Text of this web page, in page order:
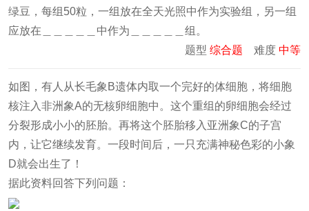
绿豆，每组50粒，一组放在全天光照中作为实验组，另一组
应放在＿＿＿＿＿中作为＿＿＿＿＿组。
题型 综合题 难度 中等
如图，有人从长毛象B遗体内取一个完好的体细胞，将细胞
核注入非洲象A的无核卵细胞中。这个重组的卵细胞会经过
分裂形成小小的胚胎。再将这个胚胎移入亚洲象C的子宫
内，让它继续发育。一段时间后，一只充满神秘色彩的小象
D就会出生了！
据此资料回答下列问题：